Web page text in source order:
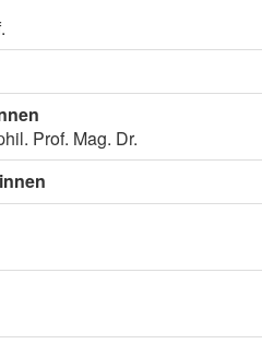
Prof. Mag. Dr.